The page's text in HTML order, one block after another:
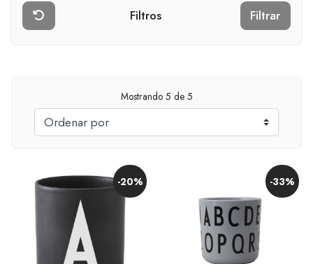
Filtros Filtrar
Mostrando 5 de 5
-20% -33%